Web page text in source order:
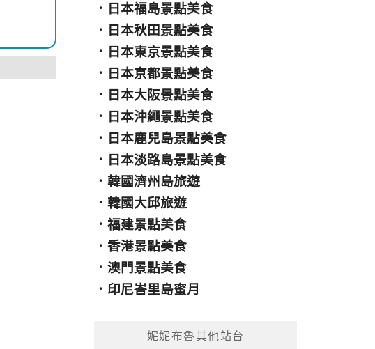
． 日本福島景點美食
． 日本秋田景點美食
． 日本東京景點美食
． 日本京都景點美食
． 日本大阪景點美食
． 日本沖繩景點美食
． 日本鹿兒島景點美食
． 日本淡路島景點美食
．韓國濟州島旅遊
．韓國大邱旅遊
．福建景點美食
．香港景點美食
．澳門景點美食
． 印尼峇里島蜜月
妮妮布魯其他站台